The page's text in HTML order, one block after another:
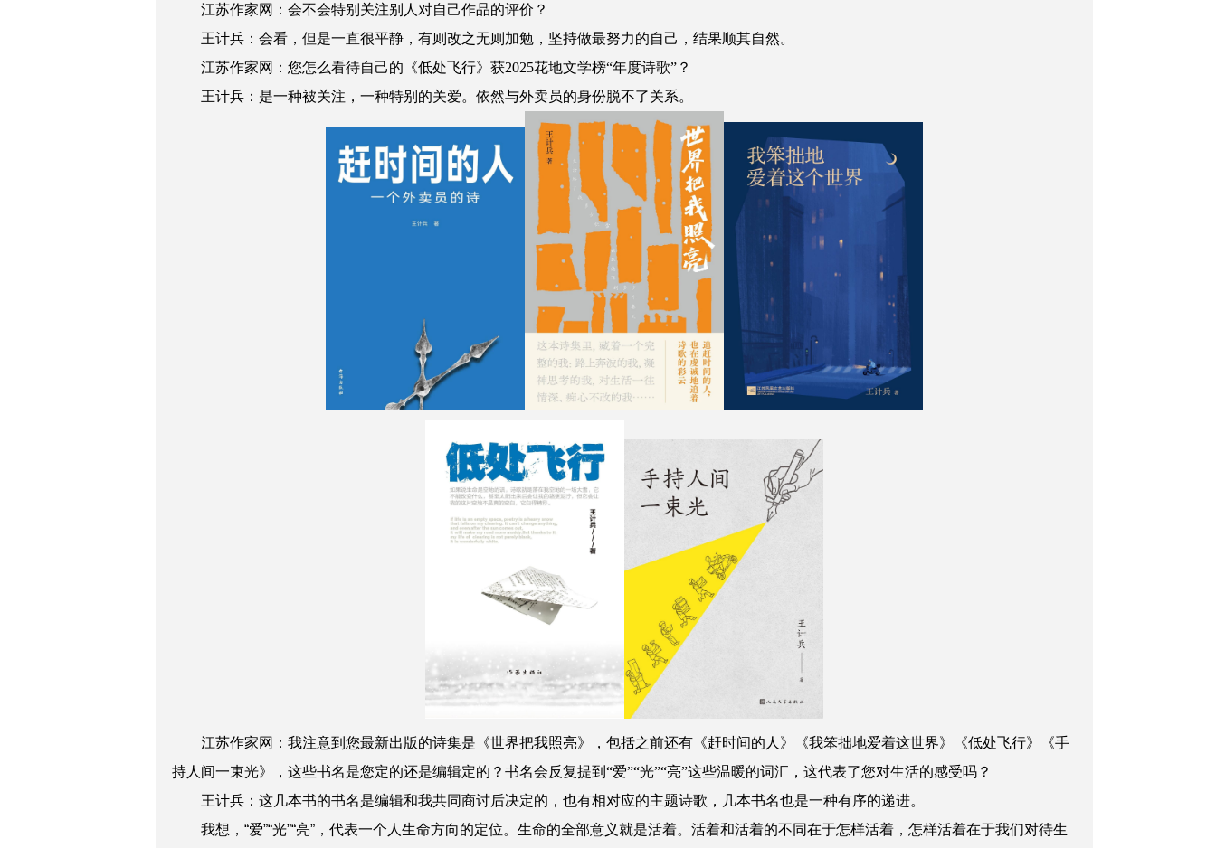
江苏作家网：会不会特别关注别人对自己作品的评价？
王计兵：会看，但是一直很平静，有则改之无则加勉，坚持做最努力的自己，结果顺其自然。
江苏作家网：您怎么看待自己的《低处飞行》获2025花地文学榜“年度诗歌”？
王计兵：是一种被关注，一种特别的关爱。依然与外卖员的身份脱不了关系。
江苏作家网：我注意到您最新出版的诗集是《世界把我照亮》，包括之前还有《赶时间的人》《我笨拙地爱着这世界》《低处飞行》《手
持人间一束光》，这些书名是您定的还是编辑定的？书名会反复提到“爱”“光”“亮”这些温暖的词汇，这代表了您对生活的感受吗？
王计兵：这几本书的书名是编辑和我共同商讨后决定的，也有相对应的主题诗歌，几本书名也是一种有序的递进。
我想，“爱”“光”“亮”，代表一个人生命方向的定位。生命的全部意义就是活着。活着和活着的不同在于怎样活着，怎样活着在于我们对待生